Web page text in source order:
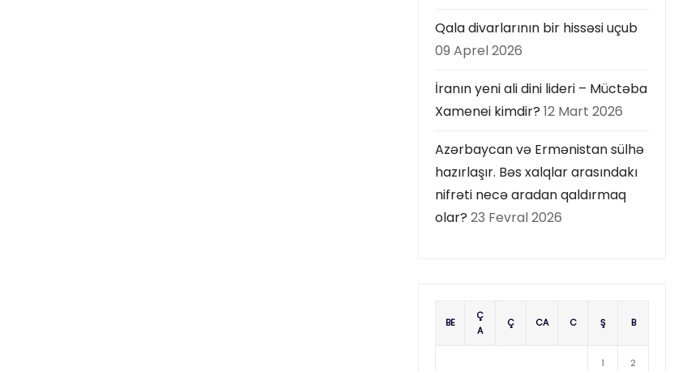
Qala divarlarının bir hissəsi uçub
09 Aprel 2026
İranın yeni ali dini lideri – Müctəba
Xamenei kimdir? 12 Mart 2026
Azərbaycan və Ermənistan sülhə
hazırlaşır. Bəs xalqlar arasındakı
nifrəti necə aradan qaldırmaq
olar? 23 Fevral 2026
BE
Ç
A
Ç CA C Ş B
1 2